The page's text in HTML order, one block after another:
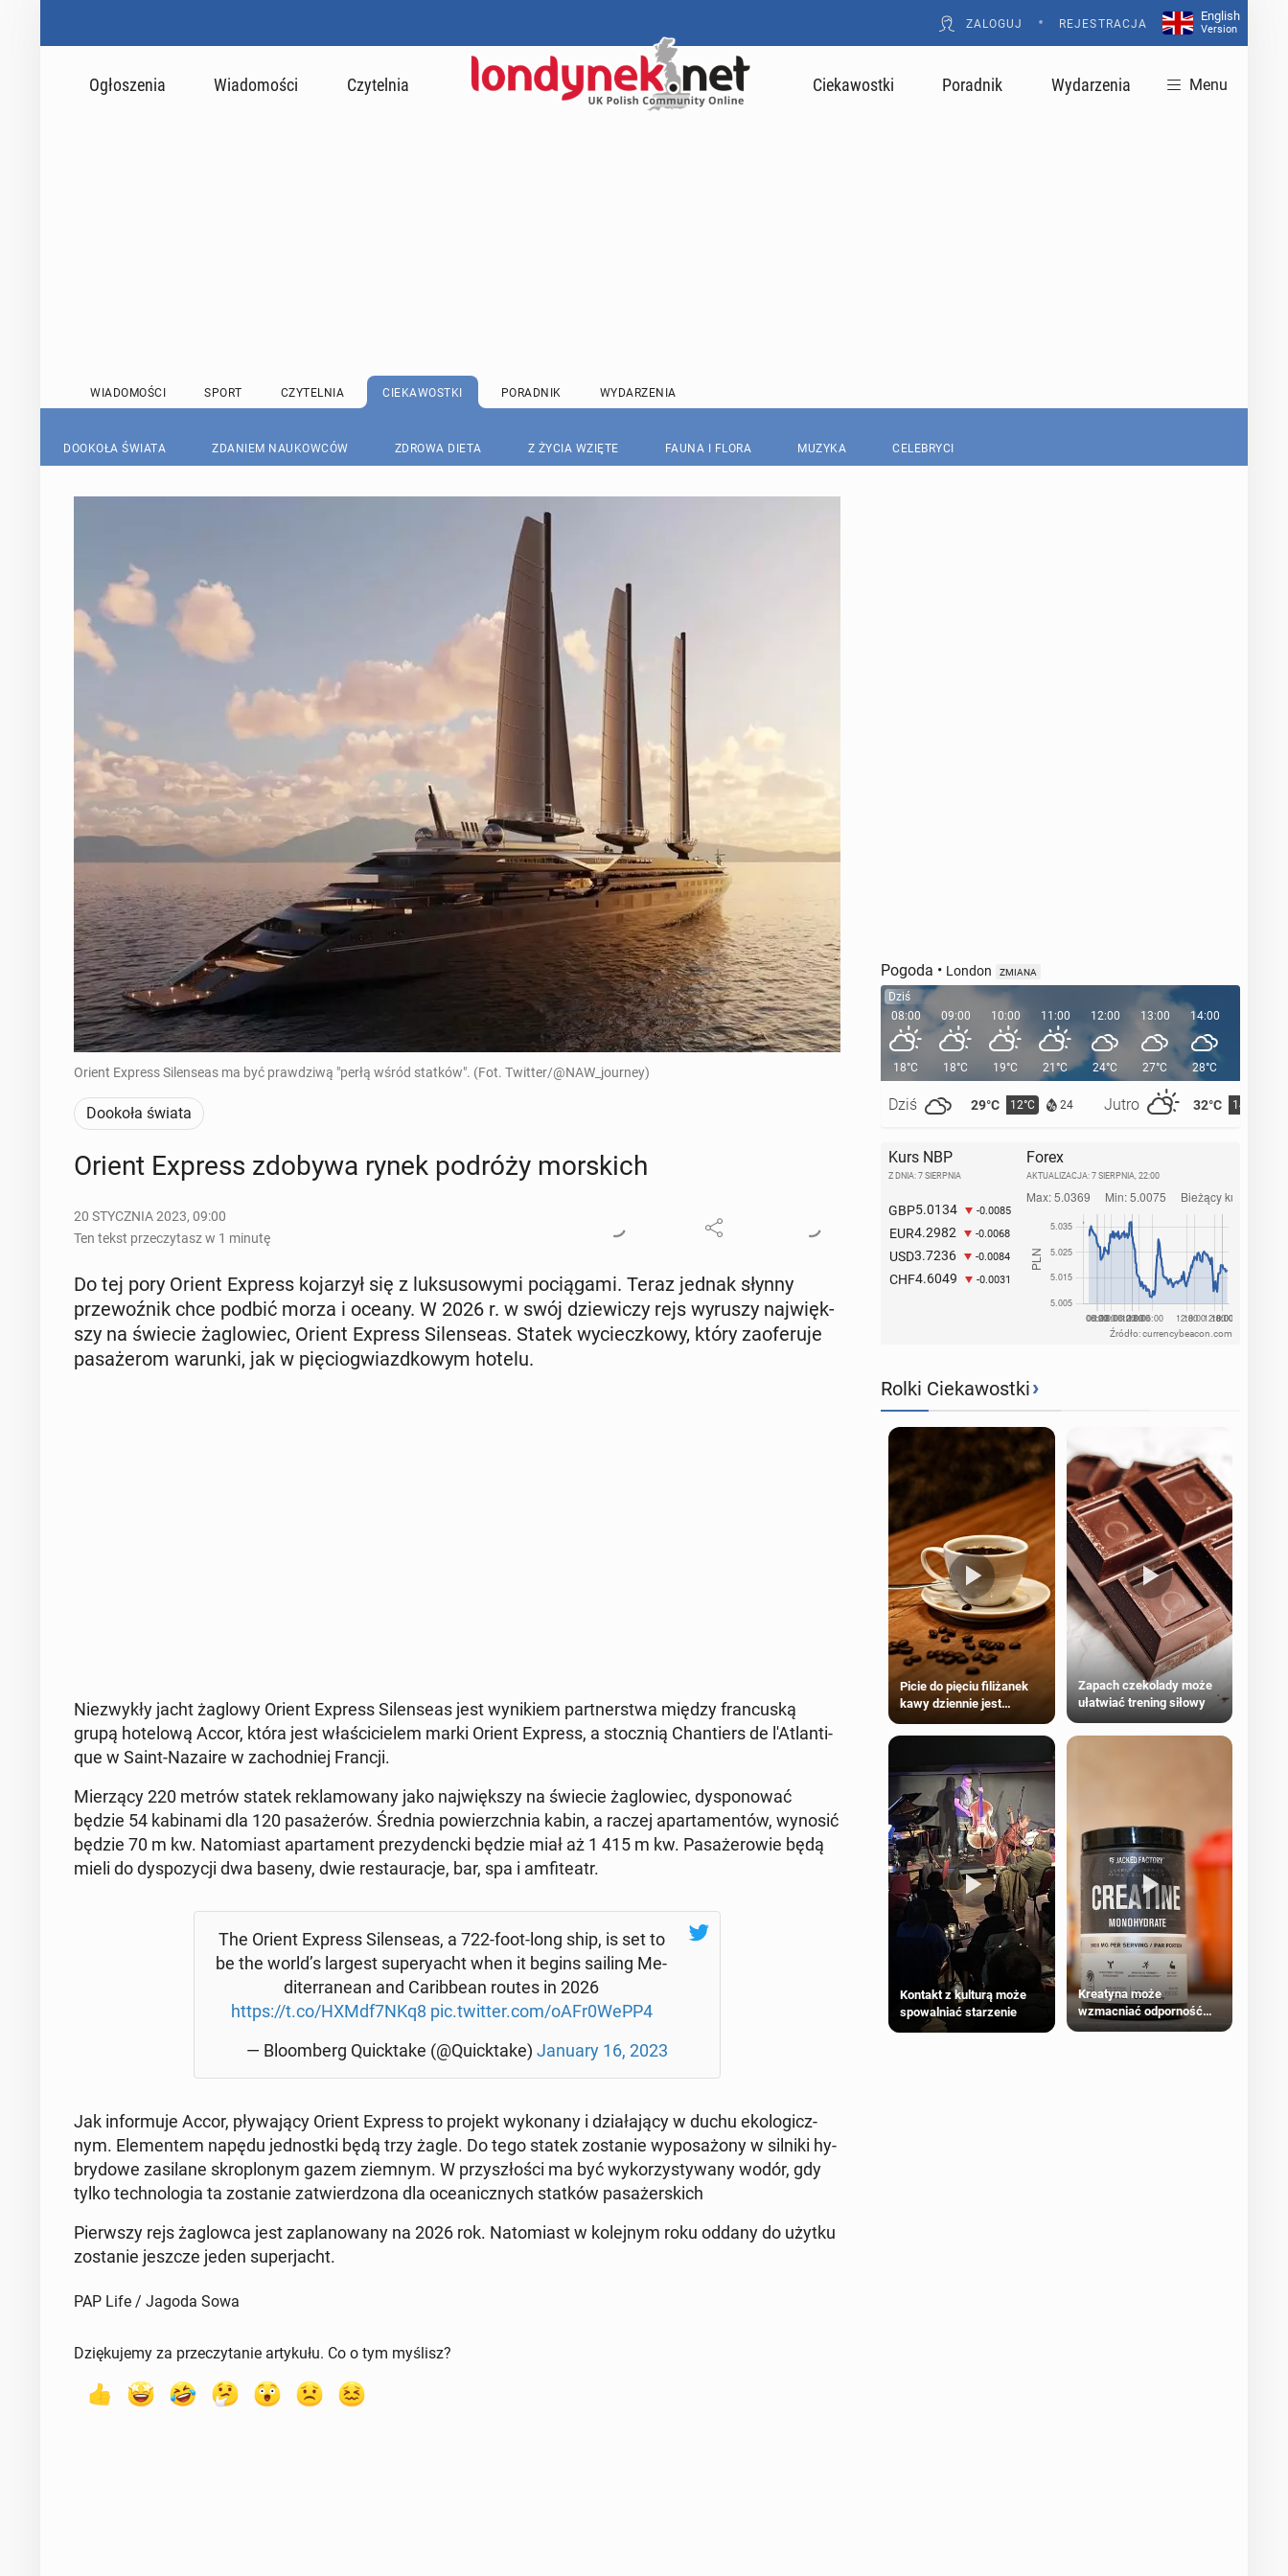
ZALOGUJ • REJESTRACJA
English
Version
Ogłoszenia Wiadomości Czytelnia Ciekawostki Poradnik Wydarzenia Menu
WIADOMOŚCI SPORT CZYTELNIA CIEKAWOSTKI PORADNIK WYDARZENIA
DOOKOŁA ŚWIATA ZDANIEM NAUKOWCÓW ZDROWA DIETA Z ŻYCIA WZIĘTE FAUNA I FLORA MUZYKA CELEBRYCI
Orient Express Silenseas ma być prawdziwą "perłą wśród statków". (Fot. Twitter/@NAW_journey)
Dookoła świata
Orient Express zdobywa rynek podróży mor­skich
20 STYCZNIA 2023, 09:00
Ten tekst przeczytasz w 1 minutę
Do tej pory Orient Express ko­ja­rzył się z luk­su­so­wy­mi po­cią­ga­mi. Teraz jednak słynny
prze­woź­nik chce podbić morza i oceany. W 2026 r. w swój dzie­wi­czy rejs wyruszy naj­więk­
szy na świecie ża­glo­wiec, Orient Express Si­len­se­as. Statek wy­ciecz­ko­wy, który za­ofe­ru­je
pa­sa­że­rom warunki, jak w pię­cio­gwiazd­ko­wym hotelu.
Nie­zwy­kły jacht żaglowy Orient Express Si­len­se­as jest wy­ni­kiem part­ner­stwa między fran­cu­ską
grupą ho­te­lo­wą Accor, która jest wła­ści­cie­lem marki Orient Express, a stocz­nią Chan­tiers de l'A­tlan­ti­
que w Saint-Nazaire w za­chod­niej Francji.
Mie­rzą­cy 220 metrów statek re­kla­mo­wa­ny jako naj­więk­szy na świecie ża­glo­wiec, dys­po­no­wać
będzie 54 ka­bi­na­mi dla 120 pa­sa­że­rów. Średnia po­wierzch­nia kabin, a raczej apar­ta­men­tów, wynosić
będzie 70 m kw. Na­to­miast apar­ta­ment pre­zy­denc­ki będzie miał aż 1 415 m kw. Pa­sa­że­ro­wie będą
mieli do dys­po­zy­cji dwa baseny, dwie re­stau­ra­cje, bar, spa i am­fi­te­atr.
The Orient Express Si­len­se­as, a 722-foot-long ship, is set to
be the world’s largest su­per­y­acht when it begins sailing Me­
di­ter­ra­ne­an and Ca­rib­be­an routes in 2026
https://t.co/HXMdf7NKq8 pic.twitter.com/oAFr0WePP4
— Blo­om­berg Qu­ick­ta­ke (@Qu­ick­ta­ke) January 16, 2023
Jak in­for­mu­je Accor, pły­wa­ją­cy Orient Express to projekt wy­ko­na­ny i dzia­ła­ją­cy w duchu eko­lo­gicz­
nym. Ele­men­tem napędu jed­nost­ki będą trzy żagle. Do tego statek zo­sta­nie wy­po­sa­żo­ny w silniki hy­
bry­do­we za­si­la­ne skro­plo­nym gazem ziemnym. W przy­szło­ści ma być wy­ko­rzy­sty­wa­ny wodór, gdy
tylko tech­no­lo­gia ta zo­sta­nie za­twier­dzo­na dla oce­anicz­nych statków pa­sa­żer­skich
Pierw­szy rejs ża­glow­ca jest za­pla­no­wa­ny na 2026 rok. Na­to­miast w ko­lej­nym roku oddany do użytku
zo­sta­nie jeszcze jeden su­per­jacht.
PAP Life / Jagoda Sowa
Dziękujemy za przeczytanie artykułu. Co o tym myślisz?
Pogoda • London ZMIANA
Dziś
08:00
18°C
Dziś 29°C 12°C 24 Jutro 32°C 14°C
09:00
18°C
10:00
19°C
11:00
21°C
12:00
24°C
13:00
27°C
14:00
28°C
Kurs NBP
Z DNIA: 7 SIERPNIA
GBP5.0134 -0.0085
EUR4.2982 -0.0068
USD3.7236 -0.0084
CHF4.6049 -0.0031
Forex
AKTUALIZACJA: 7 SIERPNIA, 22:00
Źródło: currencybeacon.com
Rolki Ciekawostki›
Picie do pięciu filiżanek
kawy dziennie jest
większości dorosłych
Zapach czekolady może
ułatwiać trening siłowy
Kontakt z kulturą może
spowalniać starzenie
Kreatyna może
wzmacniać odporność
przeciw nowotworom